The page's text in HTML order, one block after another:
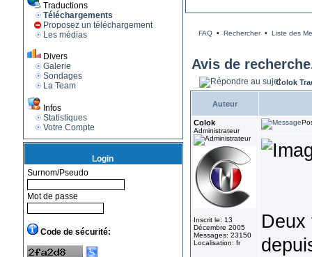
Traductions
Téléchargements
Proposez un téléchargement
Les médias
Divers
Galerie
Sondages
La Team
Infos
Statistiques
Votre Compte
Login
Surnom/Pseudo
Mot de passe
Code de sécurité:
FAQ• Rechercher• Liste des
Avis de
Colok
Auteur
Colok
Administrateur
Inscrit le: 13
Décembre 2005
Messages: 23150
Localisation: fr
Deux